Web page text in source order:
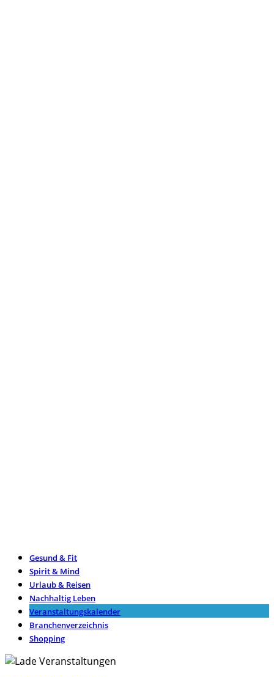
Gesund & Fit
Spirit & Mind
Urlaub & Reisen
Nachhaltig Leben
Veranstaltungskalender
Branchenverzeichnis
Shopping